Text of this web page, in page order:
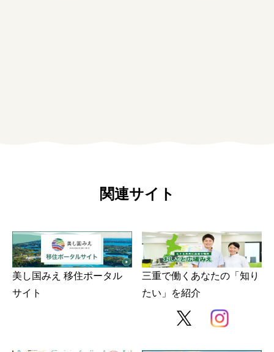
関連サイト
美し国みえ 移住ポータル
サイト
三重で働くあなたの「知り
たい」を紹介